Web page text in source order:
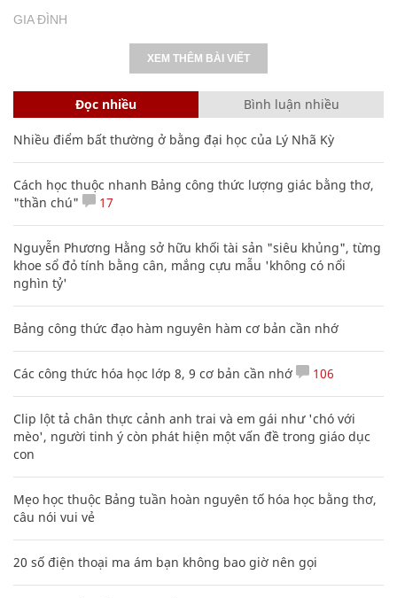
GIA ĐÌNH
XEM THÊM BÀI VIẾT
Đọc nhiều Bình luận nhiều
Nhiều điểm bất thường ở bằng đại học của Lý Nhã Kỳ
Cách học thuộc nhanh Bảng công thức lượng giác bằng thơ,
"thần chú"
17
Nguyễn Phương Hằng sở hữu khối tài sản "siêu khủng", từng
khoe sổ đỏ tính bằng cân, mắng cựu mẫu 'không có nổi
nghìn tỷ'
Bảng công thức đạo hàm nguyên hàm cơ bản cần nhớ
Các công thức hóa học lớp 8, 9 cơ bản cần nhớ 106
Clip lột tả chân thực cảnh anh trai và em gái như 'chó với
mèo', người tinh ý còn phát hiện một vấn đề trong giáo dục
con
Mẹo học thuộc Bảng tuần hoàn nguyên tố hóa học bằng thơ,
câu nói vui vẻ
20 số điện thoại ma ám bạn không bao giờ nên gọi